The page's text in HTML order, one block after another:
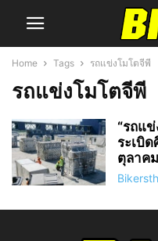
Home Tags รถแข่งโมโตจีพี
รถแข่งโมโตจีพี
“รถแ
ระเบิ
ตุลาค